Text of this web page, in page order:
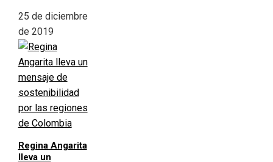
25 de diciembre
de 2019
Regina Angarita
lleva un